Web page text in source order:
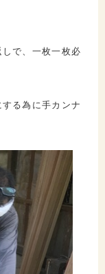
で、一枚一枚必
る為に手カンナ